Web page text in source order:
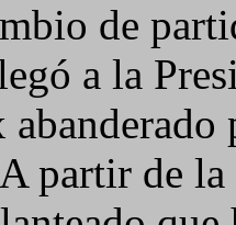
de
a la
partir de la